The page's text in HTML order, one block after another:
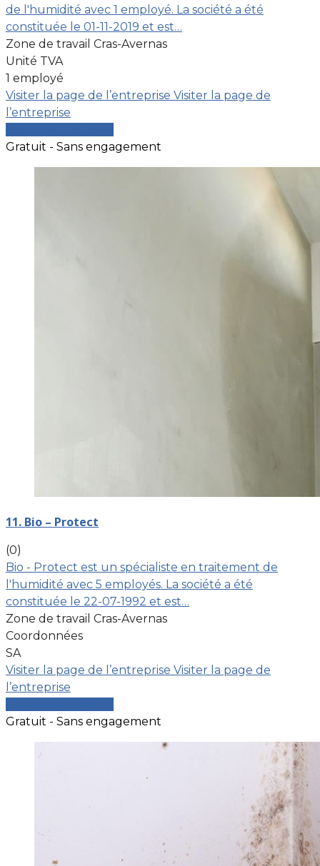
de l'humidité avec 1 employé. La société a été
constituée le 01-11-2019 et est…
Zone de travail Cras-Avernas
Unité TVA
1 employé
Visiter la page de l’entreprise Visiter la page de
l’entreprise
Gratuit - Sans engagement
11. Bio – Protect
(0)
Bio - Protect est un spécialiste en traitement de
l'humidité avec 5 employés. La société a été
constituée le 22-07-1992 et est…
Zone de travail Cras-Avernas
Coordonnées
SA
Visiter la page de l’entreprise Visiter la page de
l’entreprise
Gratuit - Sans engagement